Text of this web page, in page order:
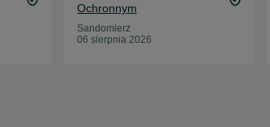
Ochronnym
Sandomierz
06 sierpnia 2026